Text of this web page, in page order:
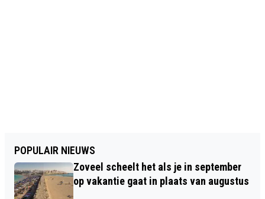
POPULAIR NIEUWS
Zoveel scheelt het als je in september
op vakantie gaat in plaats van augustus